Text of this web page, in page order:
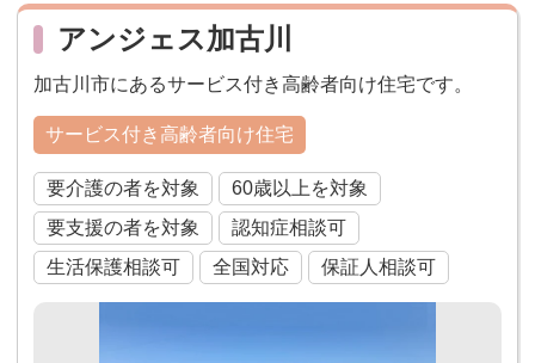
アンジェス加古川
加古川市にあるサービス付き高齢者向け住宅です。
サービス付き高齢者向け住宅
要介護の者を対象
60歳以上を対象
要支援の者を対象
認知症相談可
生活保護相談可
全国対応 保証人相談可